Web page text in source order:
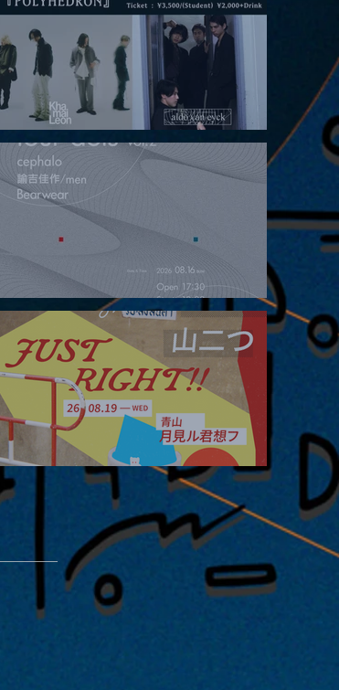
|【観覧】昼）月見ルpre.『POLYHEDRON』
|【観覧】夜）four dots vol.2
|【観覧】JUST RIGHT!! vol.27